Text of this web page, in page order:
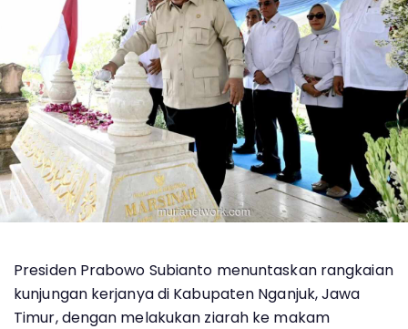
Presiden Prabowo Subianto menuntaskan rangkaian
kunjungan kerjanya di Kabupaten Nganjuk, Jawa
Timur, dengan melakukan ziarah ke makam